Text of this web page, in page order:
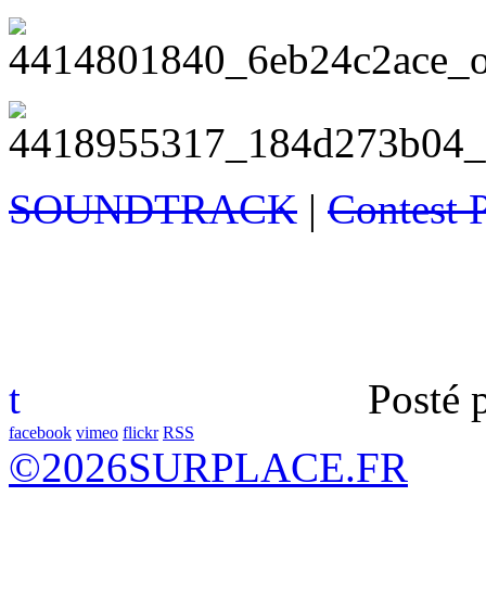
SOUNDTRACK | Contest
t Posté
facebook vimeo flickr RSS
©2026SURPLACE.FR